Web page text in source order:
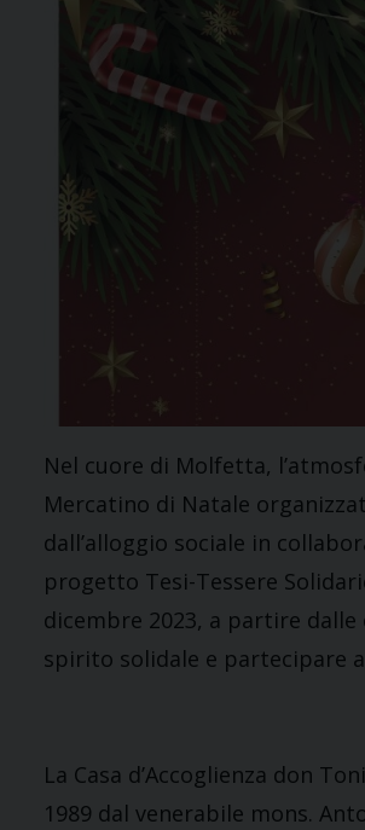
Nel cuore di Molfetta,
Mercatino di Natale
dall’alloggio sociale in
progetto Tesi-Tessere
dicembre 2023, a partire dalle
spirito solidale e partecipare
La Casa d’Accoglienza don
1989 dal venerabile mons.